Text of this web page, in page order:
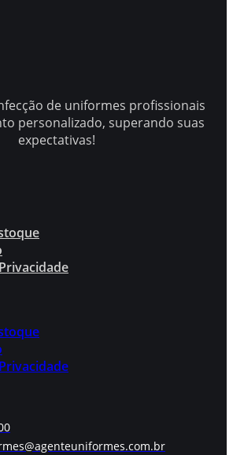
de uniformes profissionais
personalizado, superando suas
expectativas!